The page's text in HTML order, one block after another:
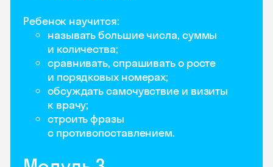
Ребенок научится:
называть большие числа, суммы
и количества;
сравнивать, спрашивать о росте
и порядковых номерах;
обсуждать самочувствие и визиты
к врачу;
строить фразы
с противопоставлением.